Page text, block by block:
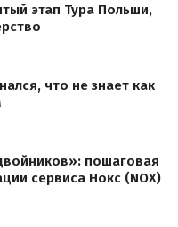
этап Тура Польши,
что не знает как
пошаговая
сервиса Нокс (NOX)